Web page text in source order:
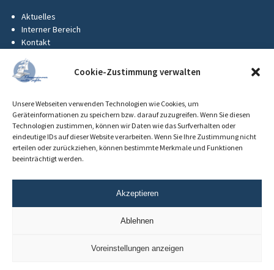
Cookie-Zustimmung verwalten
Unsere Webseiten verwenden Technologien wie Cookies, um
Geräteinformationen zu speichern bzw. darauf zuzugreifen. Wenn Sie diesen
Technologien zustimmen, können wir Daten wie das Surfverhalten oder
eindeutige IDs auf dieser Website verarbeiten. Wenn Sie Ihre Zustimmung nicht
erteilen oder zurückziehen, können bestimmte Merkmale und Funktionen
beeinträchtigt werden.
Akzeptieren
Ablehnen
Voreinstellungen anzeigen
Aktuelles
Interner Bereich
Kontakt
Impressum
Datenschutz
Cookie-Richtlinie (EU)